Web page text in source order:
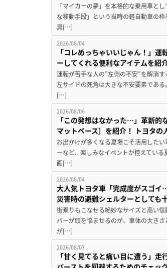
「マイカーの夢」を本格的な乗用車と
な移動手段」という当時の軽自動車の
具[…]
2026/08/04
「コレめっちゃいいじゃん！」
ーしてくれる便利なアイテムを紹
運転が苦手な人の”左側の不安”を解消
左サイドの死角は大きな不安要素であ
[…]
2026/08/06
「この発想はなかった…」革新的
マットベース］を紹介！ トヨタ
お出かけが多くなる夏場こそ活用した
ーなど、楽しみなイベントが控えてい
画[…]
2026/08/04
大人気トヨタ車「完成度がスゴイ
災害時の避難シェルターとしても
街乗りもこなせる絶妙なサイズと高い
バーが頭を悩ませるのが、車体の大き
が[…]
2026/08/07
「甘く見てると痛い目に遭う」